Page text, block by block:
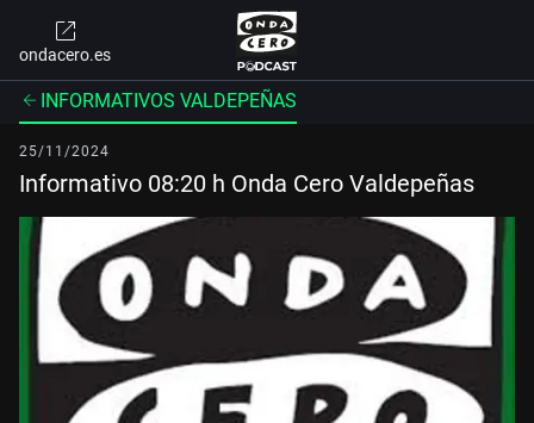
ondacero.es
INFORMATIVOS VALDEPEÑAS
25/11/2024
Informativo 08:20 h Onda Cero Valdepeñas